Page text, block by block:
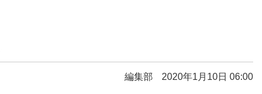
編集部 2020年1月10日 06:00